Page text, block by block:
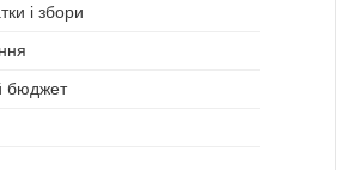
і збори
бюджет